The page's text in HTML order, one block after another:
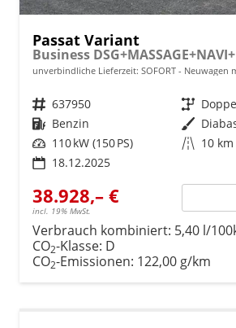
Passat Variant
unverbindliche Lieferzeit: SOFORT Neuwagen
Fahrzeugnr. 637950 Getriebe
Kraftstoff Benzin Außenfarbe
Leistung 110 kW (150 PS) Kilometerstand 10 km
18.12.2025
38.928,– €
incl. 19% MwSt.
Verbrauch kombiniert: 5,40 l/
CO2-Klasse: D
CO2-Emissionen: 122,00 g/km